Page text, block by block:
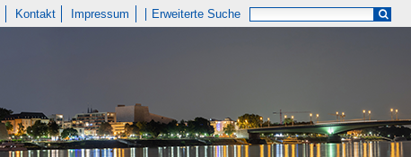
Kontakt Impressum Erweiterte Suche